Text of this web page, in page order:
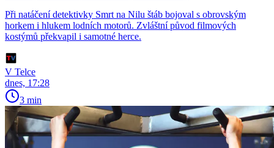
Při natáčení detektivky Smrt na Nilu štáb bojoval s obrovským
horkem i hlukem lodních motorů. Zvláštní původ filmových
kostýmů překvapil i samotné herce.
V Telce
dnes, 17:28
3 min